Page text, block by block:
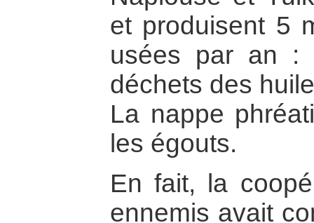
et produisent 5
usées par an :
déchets des
La nappe
les égouts.
En fait, la
ennemis avait